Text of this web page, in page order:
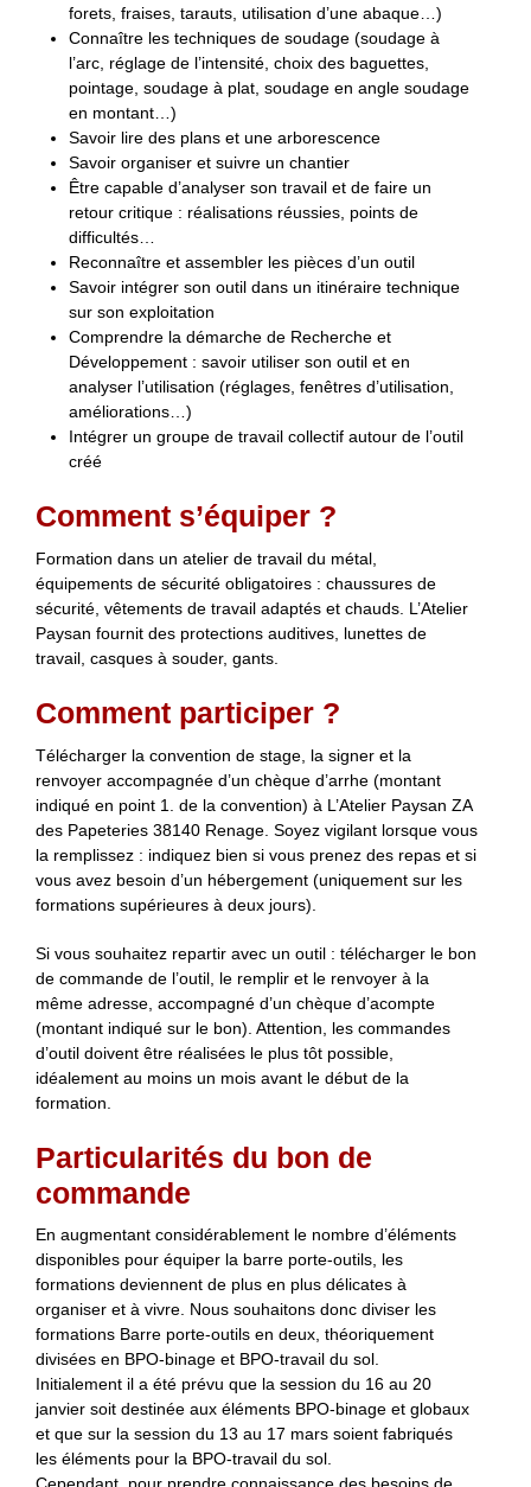
forets, fraises, tarauts, utilisation d’une abaque…)
Connaître les techniques de soudage (soudage à
l’arc, réglage de l’intensité, choix des baguettes,
pointage, soudage à plat, soudage en angle soudage
en montant…)
Savoir lire des plans et une arborescence
Savoir organiser et suivre un chantier
Être capable d’analyser son travail et de faire un
retour critique : réalisations réussies, points de
difficultés…
Reconnaître et assembler les pièces d’un outil
Savoir intégrer son outil dans un itinéraire technique
sur son exploitation
Comprendre la démarche de Recherche et
Développement : savoir utiliser son outil et en
analyser l’utilisation (réglages, fenêtres d’utilisation,
améliorations…)
Intégrer un groupe de travail collectif autour de l’outil
créé
Comment s’équiper ?
Formation dans un atelier de travail du métal,
équipements de sécurité obligatoires : chaussures de
sécurité, vêtements de travail adaptés et chauds. L’Atelier
Paysan fournit des protections auditives, lunettes de
travail, casques à souder, gants.
Comment participer ?
Télécharger la convention de stage, la signer et la
renvoyer accompagnée d’un chèque d’arrhe (montant
indiqué en point 1. de la convention) à L’Atelier Paysan ZA
des Papeteries 38140 Renage. Soyez vigilant lorsque vous
la remplissez : indiquez bien si vous prenez des repas et si
vous avez besoin d’un hébergement (uniquement sur les
formations supérieures à deux jours).
Si vous souhaitez repartir avec un outil : télécharger le bon
de commande de l’outil, le remplir et le renvoyer à la
même adresse, accompagné d’un chèque d’acompte
(montant indiqué sur le bon). Attention, les commandes
d’outil doivent être réalisées le plus tôt possible,
idéalement au moins un mois avant le début de la
formation.
Particularités du bon de
commande
En augmentant considérablement le nombre d’éléments
disponibles pour équiper la barre porte-outils, les
formations deviennent de plus en plus délicates à
organiser et à vivre. Nous souhaitons donc diviser les
formations Barre porte-outils en deux, théoriquement
divisées en BPO-binage et BPO-travail du sol.
Initialement il a été prévu que la session du 16 au 20
janvier soit destinée aux éléments BPO-binage et globaux
et que sur la session du 13 au 17 mars soient fabriqués
les éléments pour la BPO-travail du sol.